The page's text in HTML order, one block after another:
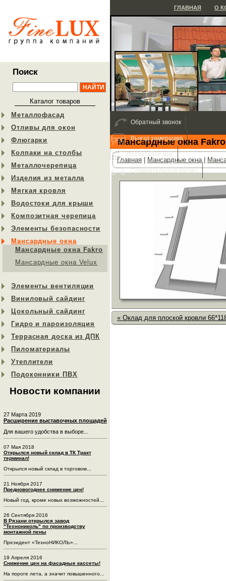
Поиск
Каталог товаров
Металлофасад
Отливы для окон
Флюгарки
Колпаки на столбы
Металлочерепица
Изделия из металла
Мягкая кровля
Водостоки для крыши
Композитная черепица
Элементы безопасности
Мансардные окна
Мансардные окна Fakro
Мансардные окна Velux
Элементы вентиляции
Виниловый сайдинг
Цокольный сайдинг
Гидро и пароизоляция
Террасная доска из ДПК
Пиломатериалы
Утеплители
Подоконники ПВХ
Новости компании
27 Марта 2019
Расширение выставочных площадей
Для вашего удобства в выборе...
07 Мая 2018
Открылся новый склад в ТК Тракт
терминал!
Открылся новый склад в торговом...
21 Ноября 2017
Предновогоднее снижение цен!
Новый год, кроме новых возможностей...
26 Сентября 2016
В Рязани открылся завод
"Технониколь" по производству
монтажной пены
Президент «ТехноНИКОЛЬ»...
19 Апреля 2016
Снижение цен на фасадные кассеты!
На пороге лета, а значит повышенного...
ГЛАВНАЯ О
Мансардные окна Fakro
Главная Мансардные окна|
« Оклад для плоской кровли
Обратный звонок
Выезд замерщика
Посчитайте мне
Сравнительный расчет